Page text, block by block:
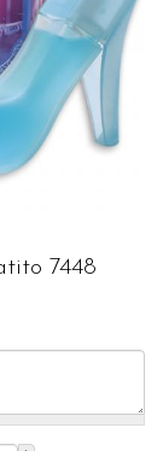
7448